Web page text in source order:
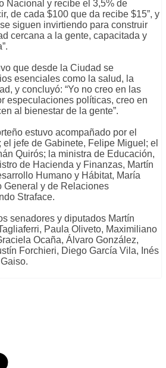
Nacional y recibe el 3,5% de
de cada $100 que da recibe $15”, y
siguen invirtiendo para construir
cercana a la gente, capacitada y
que desde la Ciudad se
esenciales como la salud, la
y concluyó: “Yo no creo en las
especulaciones políticas, creo en
al bienestar de la gente”.
estuvo acompañado por el
jefe de Gabinete, Felipe Miguel; el
Quirós; la ministra de Educación,
de Hacienda y Finanzas, Martín
Humano y Hábitat, María
General y de Relaciones
Straface.
senadores y diputados Martín
Paula Oliveto, Maximiliano
Ocaña, Álvaro González,
Forchieri, Diego García Vila, Inés